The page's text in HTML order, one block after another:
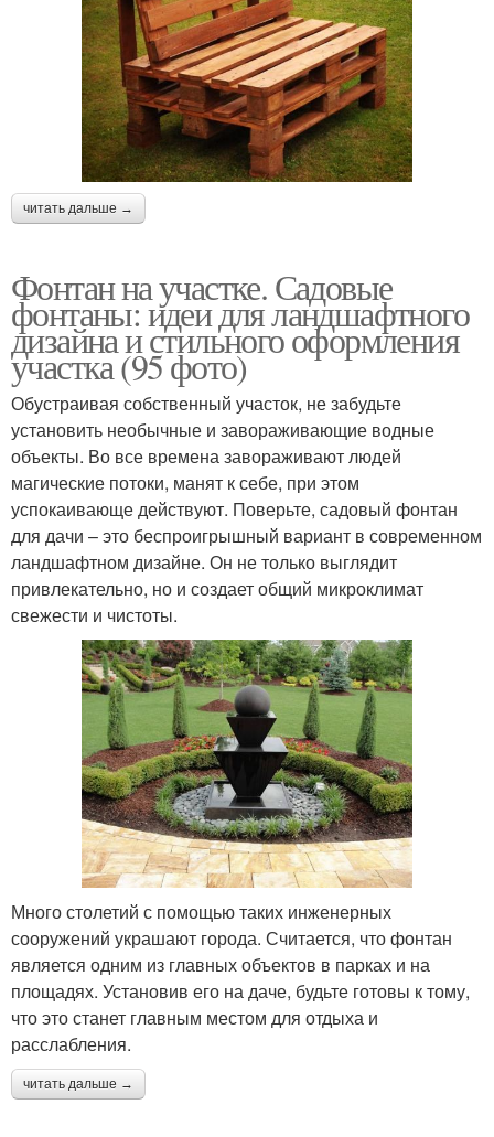
читать дальше →
Фонтан на участке. Садовые
фонтаны: идеи для ландшафтного
дизайна и стильного оформления
участка (95 фото)
Обустраивая собственный участок, не забудьте
установить необычные и завораживающие водные
объекты. Во все времена завораживают людей
магические потоки, манят к себе, при этом
успокаивающе действуют. Поверьте, садовый фонтан
для дачи – это беспроигрышный вариант в современном
ландшафтном дизайне. Он не только выглядит
привлекательно, но и создает общий микроклимат
свежести и чистоты.
Много столетий с помощью таких инженерных
сооружений украшают города. Считается, что фонтан
является одним из главных объектов в парках и на
площадях. Установив его на даче, будьте готовы к тому,
что это станет главным местом для отдыха и
расслабления.
читать дальше →